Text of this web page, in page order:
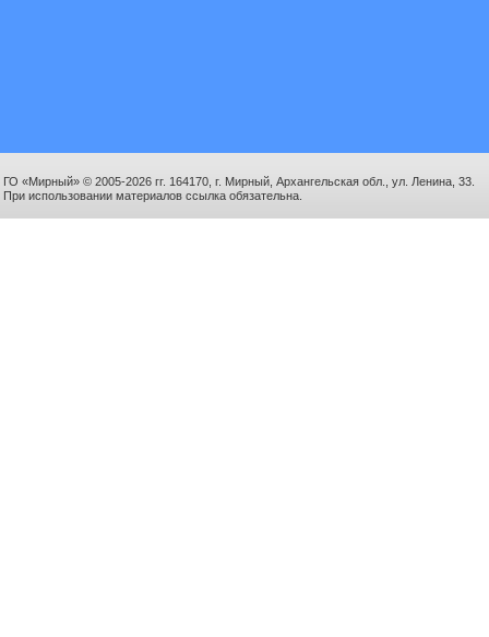
ГО «Мирный» © 2005-2026 гг. 164170, г. Мирный, Архангельская обл., ул. Ленина, 33.
При использовании материалов ссылка обязательна.